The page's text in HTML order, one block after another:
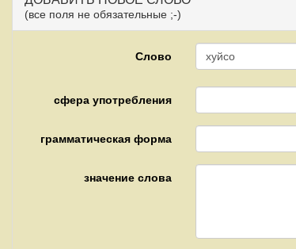
(все поля не обязательные ;-)
Слово
сфера употребления
грамматическая форма
значение слова